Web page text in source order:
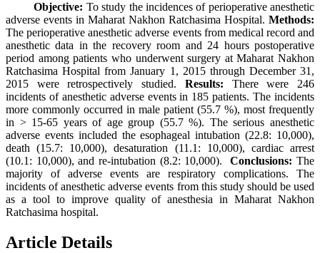
Objective: To study the incidences of perioperative anesthetic
adverse events in Maharat Nakhon Ratchasima Hospital. Methods:
The perioperative anesthetic adverse events from medical record and
anesthetic data in the recovery room and 24 hours postoperative
period among patients who underwent surgery at Maharat Nakhon
Ratchasima Hospital from January 1, 2015 through December 31,
2015 were retrospectively studied. Results: There were 246
incidents of anesthetic adverse events in 185 patients. The incidents
more commonly occurred in male patient (55.7 %), most frequently
in > 15-65 years of age group (55.7 %). The serious anesthetic
adverse events included the esophageal intubation (22.8: 10,000),
death (15.7: 10,000), desaturation (11.1: 10,000), cardiac arrest
(10.1: 10,000), and re-intubation (8.2: 10,000).
Conclusions: The
majority of adverse events are respiratory complications. The
incidents of anesthetic adverse events from this study should be used
as a tool to improve quality of anesthesia in Maharat Nakhon
Ratchasima hospital.
Article Details